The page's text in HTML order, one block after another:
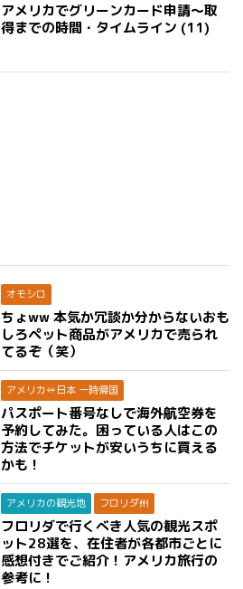
アメリカでグリーンカード申請〜取
得までの時間・タイムライン (11)
オモシロ
ちょww 本気か冗談か分からないおも
しろペット商品がアメリカで売られ
てるぞ（笑）
アメリカ⇔日本 一時帰国
パスポート番号なしで海外航空券を
予約してみた。困っている人はこの
方法でチケットが安いうちに買える
かも！
アメリカの観光地 フロリダ州
フロリダで行くべき人気の観光スポ
ット28選を、在住者が各都市ごとに
感想付きでご紹介！アメリカ旅行の
参考に！